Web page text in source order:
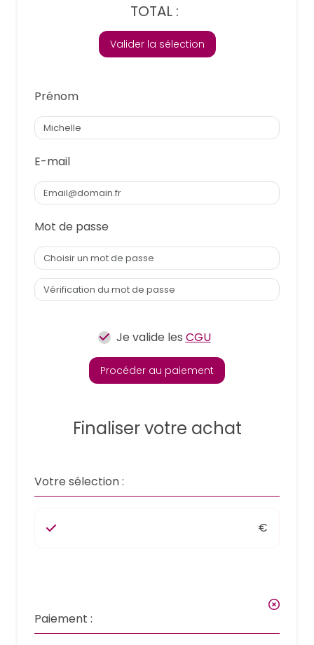
TOTAL :
Valider la sélection
Prénom
E-mail
Mot de passe
Je valide les CGU
Procéder au paiement
Finaliser votre achat
Votre sélection :
€
Paiement :